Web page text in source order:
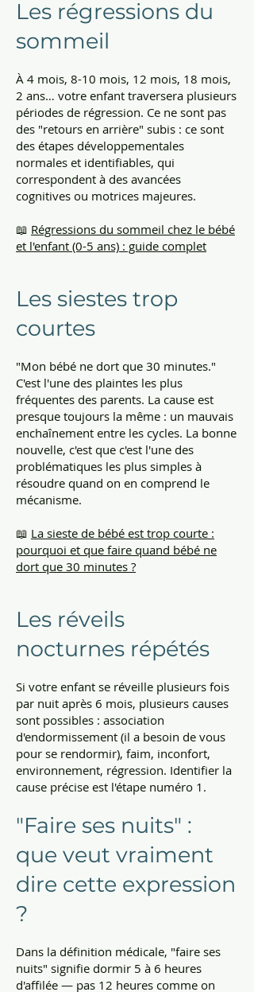
Les régressions du
sommeil
À 4 mois, 8-10 mois, 12 mois, 18 mois,
2 ans… votre enfant traversera plusieurs
périodes de régression. Ce ne sont pas
des "retours en arrière" subis : ce sont
des étapes développementales
normales et identifiables, qui
correspondent à des avancées
cognitives ou motrices majeures.
📖 Régressions du sommeil chez le bébé
et l'enfant (0-5 ans) : guide complet
Les siestes trop
courtes
"Mon bébé ne dort que 30 minutes."
C'est l'une des plaintes les plus
fréquentes des parents. La cause est
presque toujours la même : un mauvais
enchaînement entre les cycles. La bonne
nouvelle, c'est que c'est l'une des
problématiques les plus simples à
résoudre quand on en comprend le
mécanisme.
📖 La sieste de bébé est trop courte :
pourquoi et que faire quand bébé ne
dort que 30 minutes ?
Les réveils
nocturnes répétés
Si votre enfant se réveille plusieurs fois
par nuit après 6 mois, plusieurs causes
sont possibles : association
d'endormissement (il a besoin de vous
pour se rendormir), faim, inconfort,
environnement, régression. Identifier la
cause précise est l'étape numéro 1.
"Faire ses nuits" :
que veut vraiment
dire cette expression
?
Dans la définition médicale, "faire ses
nuits" signifie dormir 5 à 6 heures
d'affilée — pas 12 heures comme on